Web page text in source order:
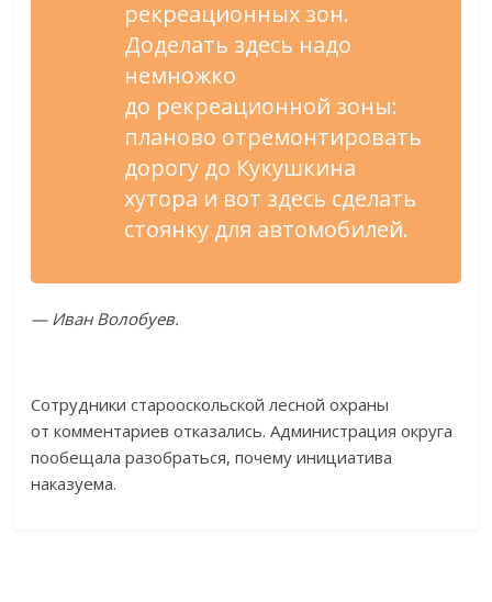
рекреационных зон.
Доделать здесь надо
немножко
до рекреационной зоны:
планово отремонтировать
дорогу до Кукушкина
хутора и вот здесь сделать
стоянку для автомобилей.
— Иван Волобуев.
Сотрудники старооскольской лесной охраны
от комментариев отказались. Администрация округа
пообещала разобраться, почему инициатива
наказуема.